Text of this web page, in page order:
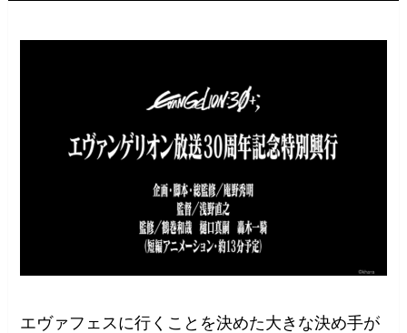
エヴァフェスに行くことを決めた大きな決め手が